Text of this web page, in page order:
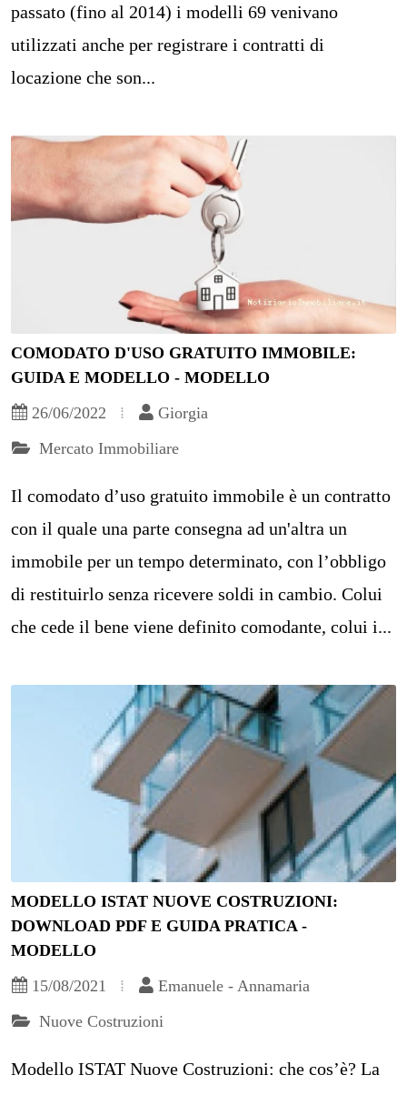
passato (fino al 2014) i modelli 69 venivano
utilizzati anche per registrare i contratti di
locazione che son...
COMODATO D'USO GRATUITO IMMOBILE:
GUIDA E MODELLO - MODELLO
26/06/2022
Giorgia
Mercato Immobiliare
Il comodato d’uso gratuito immobile è un contratto
con il quale una parte consegna ad un'altra un
immobile per un tempo determinato, con l’obbligo
di restituirlo senza ricevere soldi in cambio. Colui
che cede il bene viene definito comodante, colui i...
MODELLO ISTAT NUOVE COSTRUZIONI:
DOWNLOAD PDF E GUIDA PRATICA -
MODELLO
15/08/2021
Emanuele - Annamaria
Nuove Costruzioni
Modello ISTAT Nuove Costruzioni: che cos’è? La